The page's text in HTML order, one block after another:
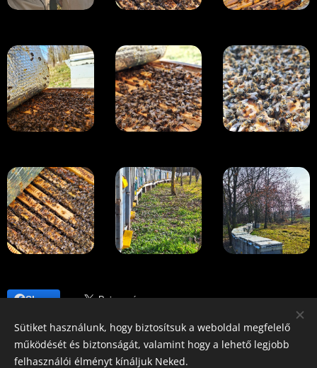
Share
Sütiket használunk, hogy biztosítsuk a weboldal megfelelő
működését és biztonságát, valamint hogy a lehető legjobb
felhasználói élményt kínáljuk Neked.